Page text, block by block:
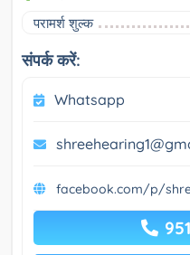
परामर्श शुल्क
संपर्क करें:
Whatsapp
facebook.com/p/